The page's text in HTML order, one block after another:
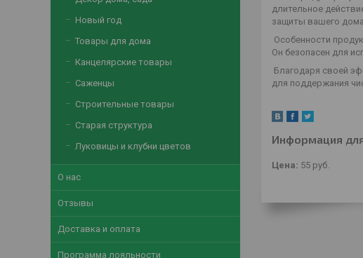
длительное
защиты вашего
Особенности
Он безопасен для
Благодаря своей
для поддержания
Информация
Цена: 55 руб.
Новый год
Товары для дома
Канцелярские товары
Саженцы
Строительные товары
Старая структура
Луковицы и клубни цветов
О нас
Отзывы
Доставка и оплата
Программа лояльности